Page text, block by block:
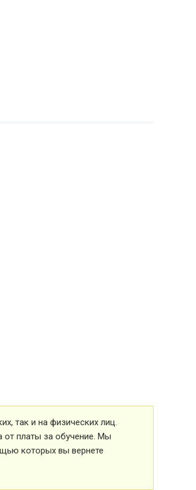
так и на физических лиц.
от платы за обучение. Мы
которых вы вернете